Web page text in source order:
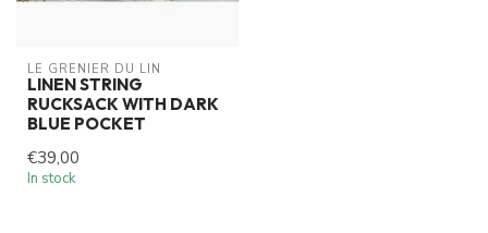
LE GRENIER DU LIN
LINEN STRING
RUCKSACK WITH DARK
BLUE POCKET
€39,00
In stock